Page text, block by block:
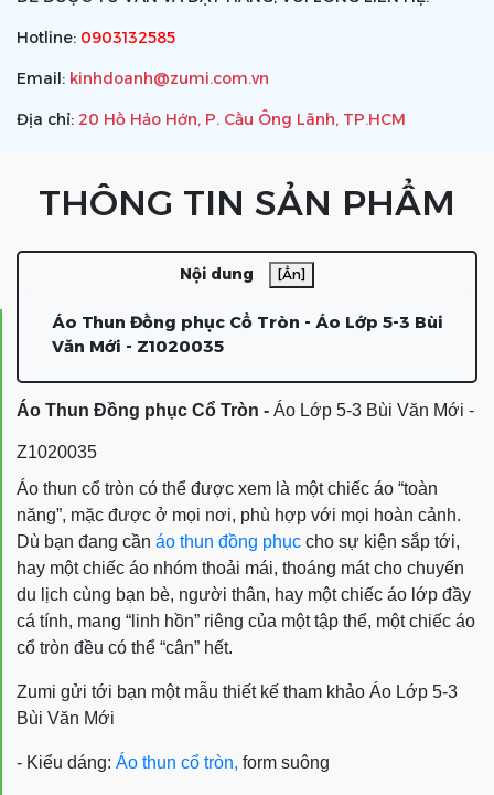
Hotline: 0903132585
Email: kinhdoanh@zumi.com.vn
Địa chỉ: 20 Hồ Hảo Hớn, P. Cầu Ông Lãnh, TP.HCM
THÔNG TIN SẢN PHẨM
Nội dung [Ẩn]
Áo Thun Đồng phục Cổ Tròn - Áo Lớp 5-3 Bùi
Văn Mới - Z1020035
Áo Thun Đồng phục Cổ Tròn - Áo Lớp 5-3 Bùi Văn Mới -
Z1020035
Áo thun cổ tròn có thể được xem là một chiếc áo “toàn
năng”, mặc được ở mọi nơi, phù hợp với mọi hoàn cảnh.
Dù bạn đang cần áo thun đồng phục cho sự kiện sắp tới,
hay một chiếc áo nhóm thoải mái, thoáng mát cho chuyến
du lịch cùng bạn bè, người thân, hay một chiếc áo lớp đầy
cá tính, mang “linh hồn” riêng của một tập thể, một chiếc áo
cổ tròn đều có thể “cân” hết.
Zumi gửi tới bạn một mẫu thiết kế tham khảo Áo Lớp 5-3
Bùi Văn Mới
- Kiểu dáng: Áo thun cổ tròn, form suông